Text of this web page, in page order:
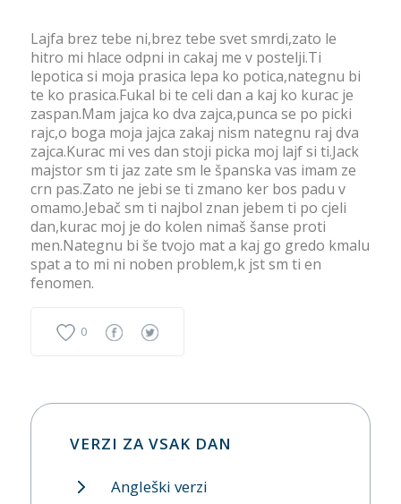
Lajfa brez tebe ni,brez tebe svet smrdi,zato le
hitro mi hlace odpni in cakaj me v postelji.Ti
lepotica si moja prasica lepa ko potica,nategnu bi
te ko prasica.Fukal bi te celi dan a kaj ko kurac je
zaspan.Mam jajca ko dva zajca,punca se po picki
rajc,o boga moja jajca zakaj nism nategnu raj dva
zajca.Kurac mi ves dan stoji picka moj lajf si ti.Jack
majstor sm ti jaz zate sm le španska vas imam ze
crn pas.Zato ne jebi se ti zmano ker bos padu v
omamo.Jebač sm ti najbol znan jebem ti po cjeli
dan,kurac moj je do kolen nimaš šanse proti
men.Nategnu bi še tvojo mat a kaj go gredo kmalu
spat a to mi ni noben problem,k jst sm ti en
fenomen.
0
VERZI ZA VSAK DAN
Angleški verzi